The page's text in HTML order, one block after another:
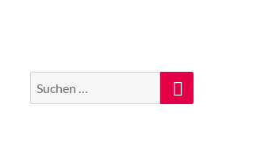
Suche
nach:
Suchen